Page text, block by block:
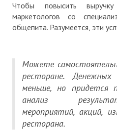
Чтобы повысить выручку
маркетологов со
общепита. Разумеется, эти
Можете
ресторане.
меньше, но придется
анализ
мероприятий, акций,
ресторана.